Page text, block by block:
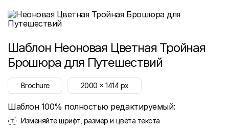
Шаблон Неоновая Цветная Тройная
Брошюра для Путешествий
Brochure 2000 x1414 px
Шаблон 100% полностью редактируемый:
Изменяйте шрифт, размер и цвета текста